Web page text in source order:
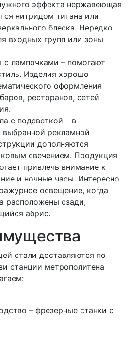
эффекта нержавеющая
нитридом титана или
блеска. Нередко
входных групп или зоны
с лампочками – помогают
Изделия хорошо
оформления
ресторанов, сетей
с подсветкой – в
выбранной рекламной
дополняются
свечением. Продукция
привлечь внимание к
и ночные часы. Интересно
освещение, когда
расположены сзади,
абрис.
стали доставляются по
станции метрополитена
– фрезерные станки с